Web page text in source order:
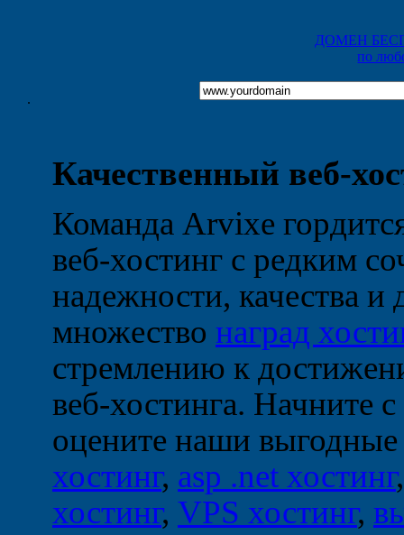
ДОМЕН
по
.
Качественный веб-
Команда Arvixe
веб-хостинг с редким
надежности, качества
множество наград
стремлению к
веб-хостинга. Начните с
оцените наши
хостинг, asp .net хостинг
хостинг, VPS хостинг,